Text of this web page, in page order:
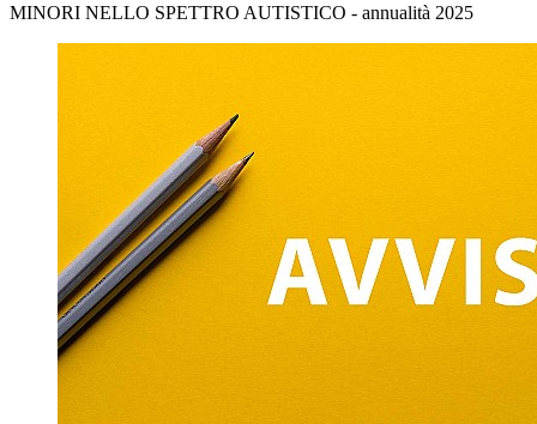
MINORI NELLO SPETTRO AUTISTICO - annualità 2025